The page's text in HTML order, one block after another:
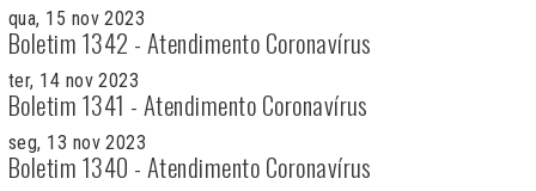
qua, 15 nov 2023
Boletim 1342 - Atendimento Coronavírus
ter, 14 nov 2023
Boletim 1341 - Atendimento Coronavírus
seg, 13 nov 2023
Boletim 1340 - Atendimento Coronavírus